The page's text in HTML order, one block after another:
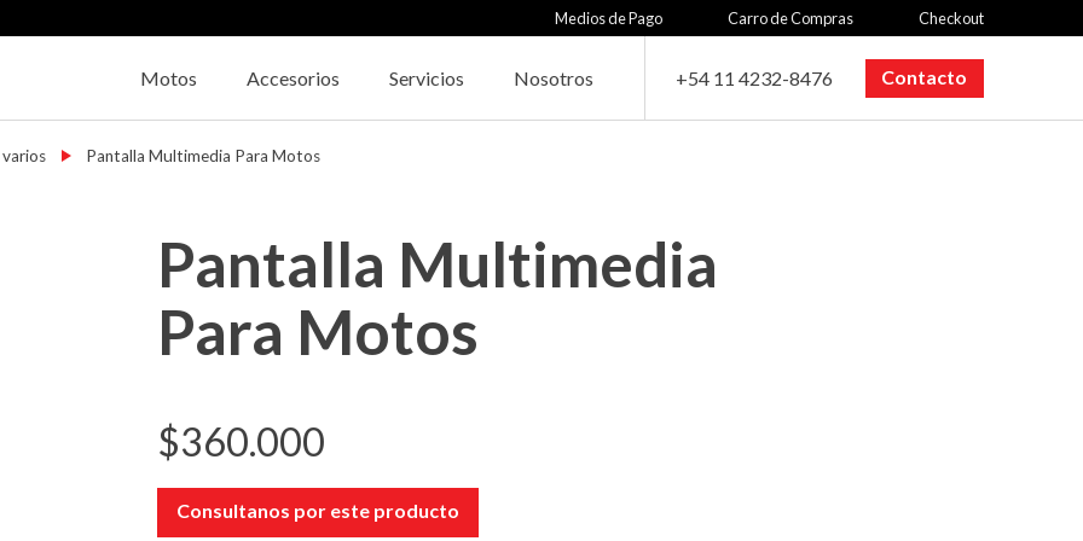
Medios de Pago Carro de Compras Checkout
+54 11 4232-8476 Contacto
Motos Accesorios Servicios Nosotros
→ Pantalla Multimedia Para Motos
Pantalla Multimedia
Para Motos
$360.000
Consultanos por este producto